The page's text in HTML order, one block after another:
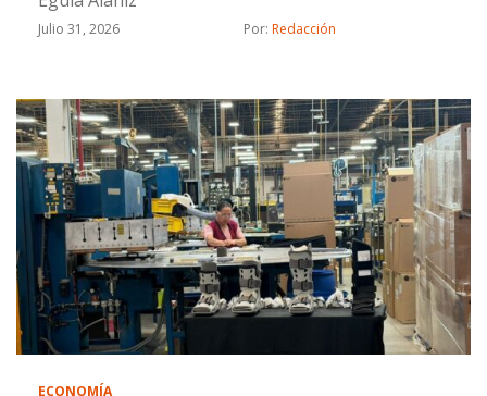
Julio 31, 2026 Por: Redacción
ECONOMÍA